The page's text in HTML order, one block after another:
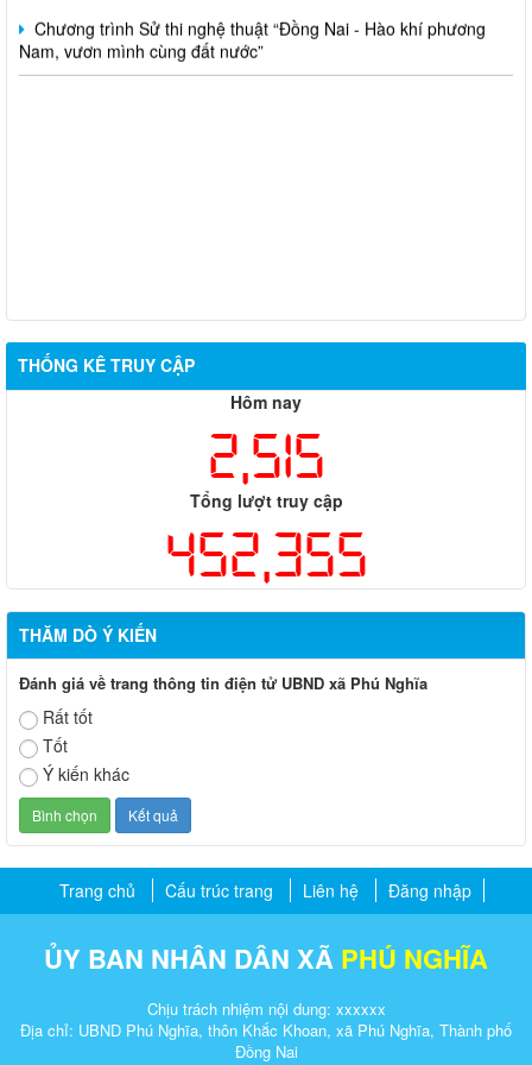
Chương trình Sử thi nghệ thuật “Đồng Nai - Hào khí phương
Nam, vươn mình cùng đất nước”
THỐNG KÊ TRUY CẬP
Hôm nay
2,515
Tổng lượt truy cập
452,355
THĂM DÒ Ý KIẾN
Đánh giá về trang thông tin điện tử UBND xã Phú Nghĩa
Rất tốt
Tốt
Ý kiến khác
Trang chủ Cấu trúc trang Liên hệ Đăng nhập
ỦY BAN NHÂN DÂN XÃ PHÚ NGHĨA
Chịu trách nhiệm nội dung: xxxxxx
Địa chỉ: UBND Phú Nghĩa, thôn Khắc Khoan, xã Phú Nghĩa, Thành phố
Đồng Nai